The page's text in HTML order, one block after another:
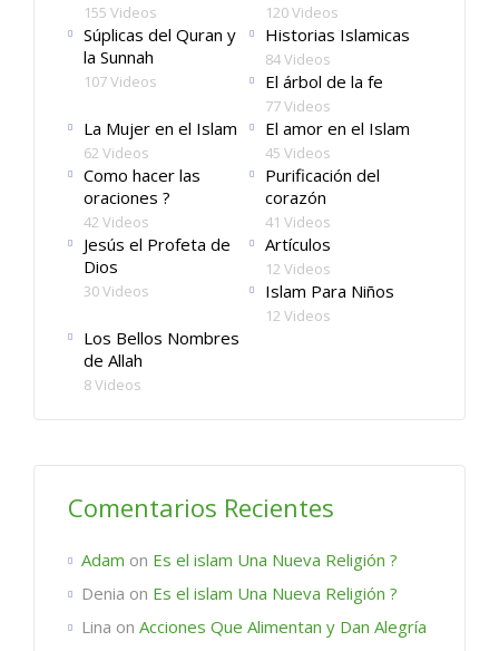
155 Videos 120 Videos
Súplicas del Quran y
la Sunnah
107 Videos
Historias Islamicas
84 Videos
El árbol de la fe
77 Videos
La Mujer en el Islam
62 Videos
El amor en el Islam
45 Videos
Como hacer las
oraciones ?
42 Videos
Purificación del
corazón
41 Videos
Jesús el Profeta de
Dios
30 Videos
Artículos
12 Videos
Islam Para Niños
12 Videos
Los Bellos Nombres
de Allah
8 Videos
Comentarios Recientes
Adam on Es el islam Una Nueva Religión ?
Denia on Es el islam Una Nueva Religión ?
Lina on Acciones Que Alimentan y Dan Alegría